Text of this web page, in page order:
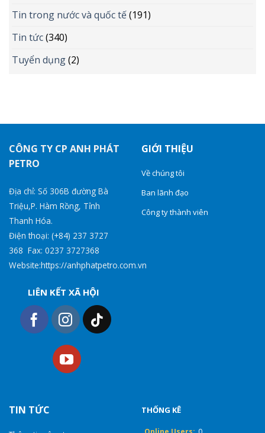
Tin trong nước và quốc tế(191)
Tin tức(340)
Tuyển dụng(2)
CÔNG TY CP ANH PHÁT
PETRO
Địa chỉ: Số 306B đường Bà
Triệu,P. Hàm Rồng, Tỉnh
Thanh Hóa.
Điện thoại: (+84) 237 3727
368 Fax: 0237 3727368
Website:https://anhphatpetro.com.vn
LIÊN KẾT XÃ HỘI
GIỚI THIỆU
Về chúng tôi
Ban lãnh đạo
Công ty thành viên
TIN TỨC THỐNG KÊ